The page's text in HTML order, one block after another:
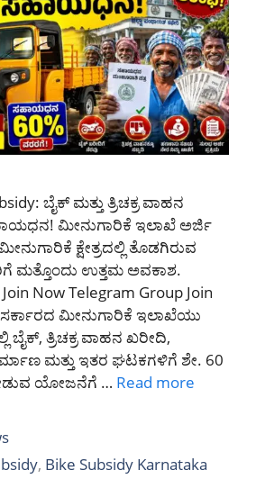
ಬೈಕ್ ಮತ್ತು ತ್ರಿಚಕ್ರ ವಾಹನ
ಮೀನುಗಾರಿಕೆ ಇಲಾಖೆ ಅರ್ಜಿ
ಕ್ಷೇತ್ರದಲ್ಲಿ ತೊಡಗಿರುವ
ಉತ್ತಮ ಅವಕಾಶ.
Now Telegram Group Join
ಮೀನುಗಾರಿಕೆ ಇಲಾಖೆಯು
ಬೈಕ್, ತ್ರಿಚಕ್ರ ವಾಹನ ಖರೀದಿ,
ಮತ್ತು ಇತರ ಘಟಕಗಳಿಗೆ ಶೇ. 60
ಯೋಜನೆಗೆ … Read more
, Bike Subsidy Karnataka